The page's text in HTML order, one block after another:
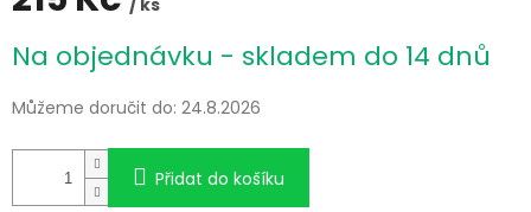
/ ks
cena:
Na objednávku - skladem do 14 dnů
Můžeme doručit do: 24.8.2026
Přidat do košíku